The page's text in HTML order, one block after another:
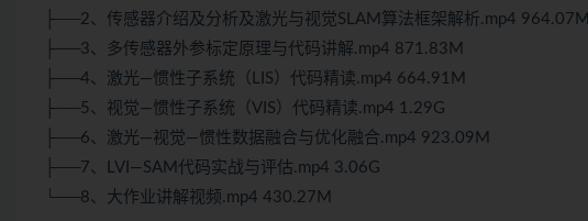
├──2、传感器介绍及分析及激光与视觉SLAM算法框架解析.mp4 964.07M
├──3、多传感器外参标定原理与代码讲解.mp4 871.83M
├──4、激光—惯性子系统（LIS）代码精读.mp4 664.91M
├──5、视觉—惯性子系统（VIS）代码精读.mp4 1.29G
├──6、激光—视觉—惯性数据融合与优化融合.mp4 923.09M
├──7、LVI—SAM代码实战与评估.mp4 3.06G
└──8、大作业讲解视频.mp4 430.27M